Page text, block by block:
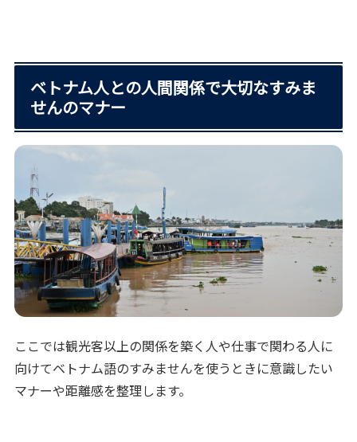
ベトナム人との人間関係で大切なすみま
せんのマナー
ここでは観光客以上の関係を築く人や仕事で関わる人に
向けてベトナム語のすみませんを使うときに意識したい
マナーや距離感を整理します。